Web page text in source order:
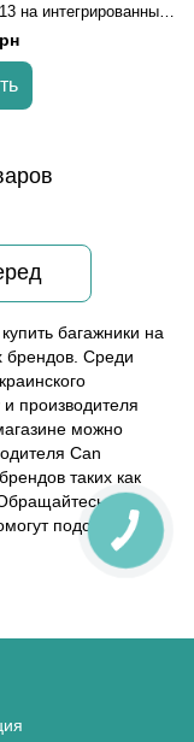
на интегрированные
черный Turtle
багажники на
брендов. Среди
производителя
можно
Can
таких как
к
подобрать